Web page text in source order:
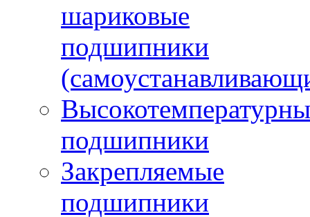
шариковые
подшипники
подшипники
Закрепляемые
подшипники